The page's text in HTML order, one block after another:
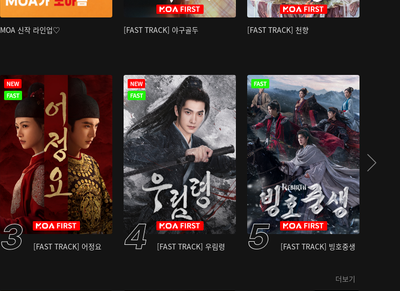
MOA 신작 라인업♡ [FAST TRACK] 야구골두 [FAST TRACK] 천향
[FAST TRACK] 어정요 [FAST TRACK] 우림령 [FAST TRACK] 빙호중생
더보기